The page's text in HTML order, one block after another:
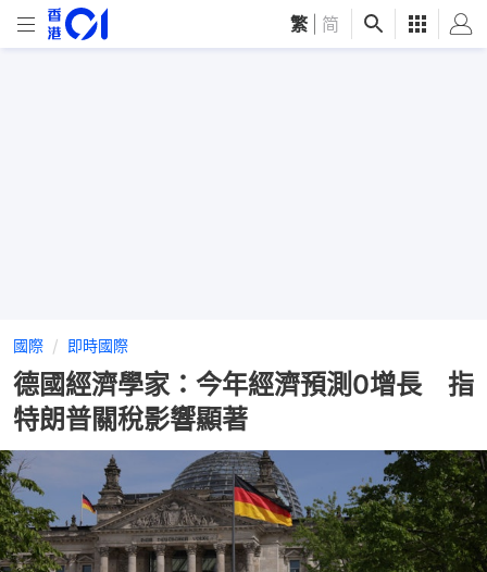
繁 简
國際 即時國際
德國經濟學家：今年經濟預測0增長 指
特朗普關稅影響顯著